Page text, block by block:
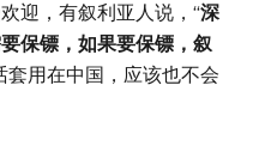
，有叙利亚人说，“深
保镖，如果要保镖，叙
套用在中国，应该也不会